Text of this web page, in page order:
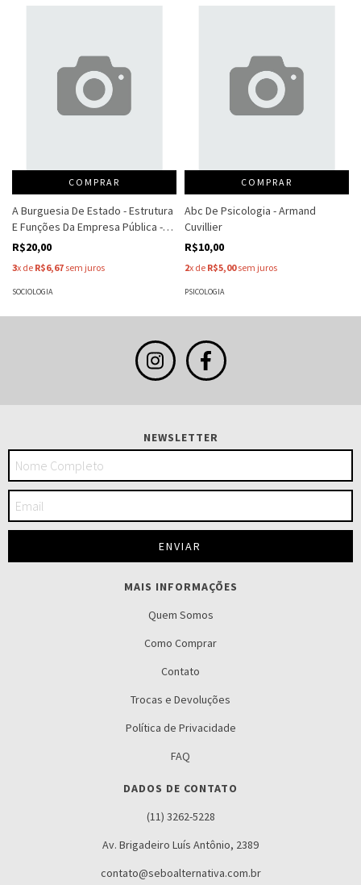
COMPRAR
A Burguesia De Estado - Estrutura
E Funções Da Empresa Pública -
Antonio Mutti - Paolo Segatti
R$20,00
3x de R$6,67 sem juros
SOCIOLOGIA
COMPRAR
Abc De Psicologia - Armand
Cuvillier
R$10,00
2x de R$5,00sem juros
PSICOLOGIA
NEWSLETTER
MAIS INFORMAÇÕES
Quem Somos
Como Comprar
Contato
Trocas e Devoluções
Política de Privacidade
FAQ
DADOS DE CONTATO
(11) 3262-5228
Av. Brigadeiro Luís Antônio, 2389
contato@seboalternativa.com.br